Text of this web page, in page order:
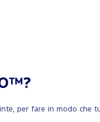
per fare in modo che